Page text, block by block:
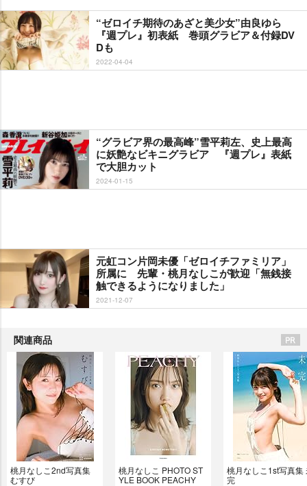
“ゼロイチ期待のあざと美少女”由良ゆら
『週プレ』初表紙 巻頭グラビア＆付録DV
Dも
2022-04-04
“グラビア界の最高峰”雪平莉左、史上最高
に妖艶なビキニグラビア 『週プレ』表紙
で大胆カット
2024-01-15
元虹コン片岡未優「ゼロイチファミリア」
所属に 先輩・桃月なしこが歓迎「無銭接
触できるようになりました」
2021-12-07
関連商品
桃月なしこ2nd写真集
むすび
桃月なしこ PHOTO ST
YLE BOOK PEACHY
桃月なしこ1st写真集
完